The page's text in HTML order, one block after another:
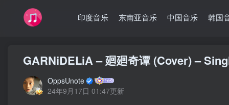
印度音乐 东南亚音乐 中国音乐 韩国
GARNiDELiA – 廻廻奇谭 (Cover) –
OppsUnote
24年9月17日 01:47更新